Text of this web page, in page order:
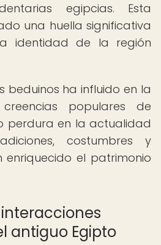
egipcias. Esta
una huella significativa
identidad de la región
beduinos ha influido en la
populares de
perdura en la actualidad
costumbres y
el patrimonio
antiguo Egipto